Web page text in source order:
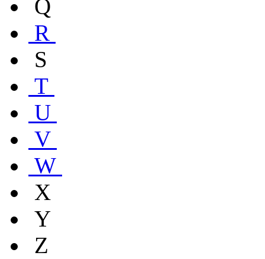
Q
R
S
T
U
V
W
X
Y
Z